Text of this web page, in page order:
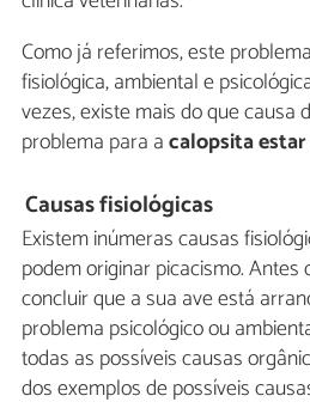
Como já referimos, este
fisiológica, ambiental e
vezes, existe mais do que causa
problema para acalopsita
Causas fisiológicas
Existem inúmeras causas
podem originar picacismo.
concluir que a sua ave está
problema psicológico ou
todas as possíveis causas
dos exemplos de possíveis